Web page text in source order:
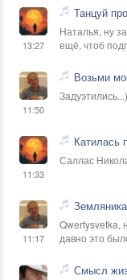
13:27
Танцуй
Наталья, ну
ещё, чтоб
11:50
Возьми
11:33
Катилась
Саллас
11:17
Земляника
Qwertysvetka,
давно это
Смысл